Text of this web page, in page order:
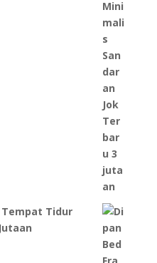
Tempat Tidur